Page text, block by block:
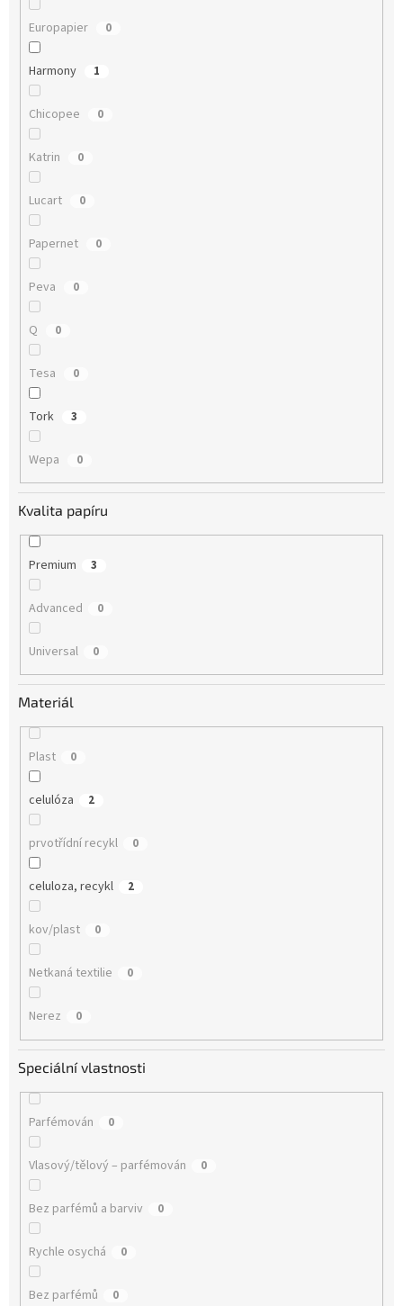
Europapier 0
Harmony 1
Chicopee 0
Katrin 0
Lucart 0
Papernet 0
Peva 0
Q 0
Tesa 0
Tork 3
Wepa 0
Kvalita papíru
Premium 3
Advanced 0
Universal 0
Materiál
Plast 0
celulóza 2
prvotřídní recykl 0
celuloza, recykl 2
kov/plast 0
Netkaná textilie 0
Nerez 0
Speciální vlastnosti
Parfémován 0
Vlasový/tělový – parfémován 0
Bez parfémů a barviv 0
Rychle osychá 0
Bez parfémů 0